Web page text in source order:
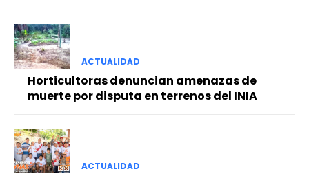
ACTUALIDAD
Horticultoras denuncian amenazas de
muerte por disputa en terrenos del INIA
ACTUALIDAD